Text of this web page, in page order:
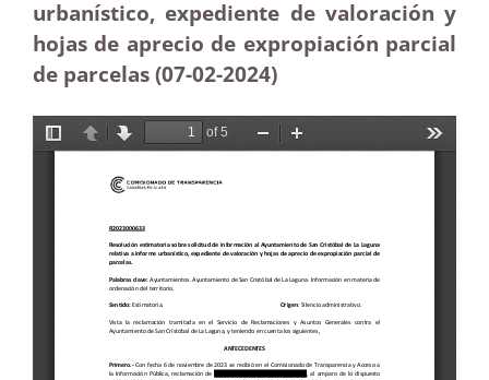
urbanístico, expediente de valoración y
hojas de aprecio de expropiación parcial
de parcelas (07-02-2024)